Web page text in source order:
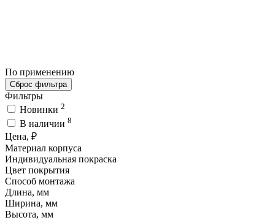
По применению
Сброс фильтра
Фильтры
Новинки 2
В наличии 8
Цена, ₽
Материал корпуса
Индивидуальная покраска
Цвет покрытия
Способ монтажа
Длина, мм
Ширина, мм
Высота, мм